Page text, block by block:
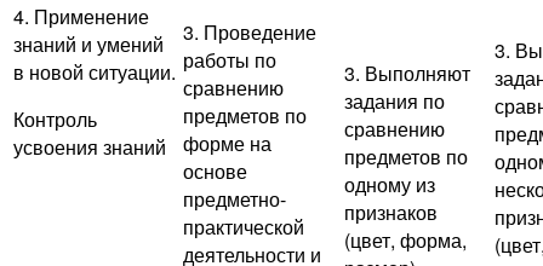
4. Применение
знаний и умений
в новой ситуации.
Контроль
усвоения знаний
3. Проведение
работы по
сравнению
предметов по
форме на
основе
предметно-
практической
деятельности и
3. Выполняют
задания по
сравнению
предметов по
одному из
признаков
(цвет, форма,
3.